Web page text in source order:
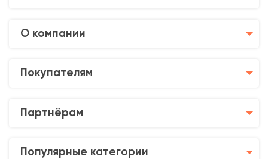
О компании
Покупателям
Партнёрам
Популярные категории